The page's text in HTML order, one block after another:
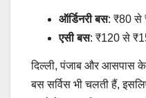
ऑर्डिनरी बस: ₹80 से
एसी बस: ₹120 से
दिल्ली, पंजाब और आसपास के
बस सर्विस भी चलती हैं,